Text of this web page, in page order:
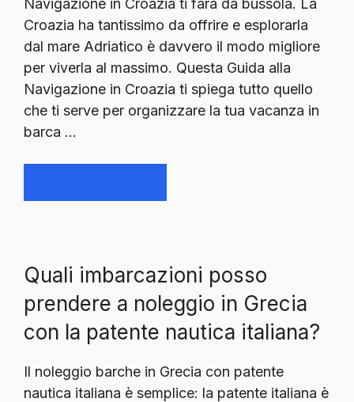
Croazia ha tantissimo da offrire e esplorarla
dal mare Adriatico è davvero il modo migliore
per viverla al massimo. Questa Guida alla
Navigazione in Croazia ti spiega tutto quello
che ti serve per organizzare la tua vacanza in
barca …
Quali imbarcazioni posso
prendere a noleggio in Grecia
con la patente nautica italiana?
Il noleggio barche in Grecia con patente
nautica italiana è semplice: la patente italiana è